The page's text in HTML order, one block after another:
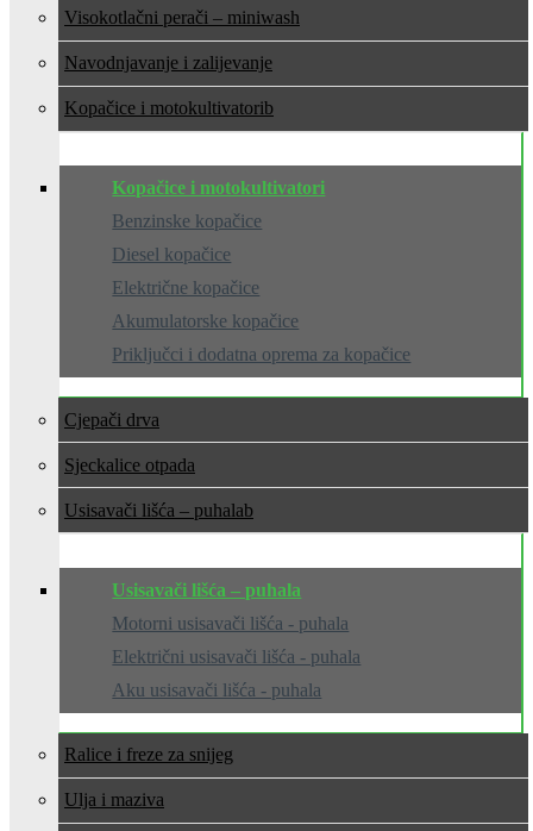
Visokotlačni perači – miniwash
Navodnjavanje i zalijevanje
Kopačice i motokultivatori
Kopačice i motokultivatori
Benzinske kopačice
Diesel kopačice
Električne kopačice
Akumulatorske kopačice
Priključci i dodatna oprema za kopačice
Cjepači drva
Sjeckalice otpada
Usisavači lišća – puhala
Usisavači lišća – puhala
Motorni usisavači lišća - puhala
Električni usisavači lišća - puhala
Aku usisavači lišća - puhala
Ralice i freze za snijeg
Ulja i maziva